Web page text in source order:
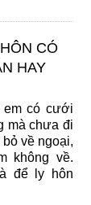
CÓ
HAY
em có cưới
mà chưa đi
về ngoại,
không về.
để ly hôn